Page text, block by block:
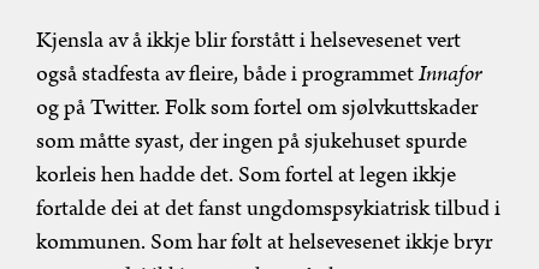
Kjensla av å ikkje blir forstått i helsevesenet vert
også stadfesta av fleire, både i programmetInnafor
og på Twitter. Folk som fortel om sjølvkuttskader
som måtte syast, der ingen på sjukehuset spurde
korleis hen hadde det. Som fortel at legen ikkje
fortalde dei at det fanst ungdomspsykiatrisk tilbud i
kommunen. Som har følt at helsevesenet ikkje bryr